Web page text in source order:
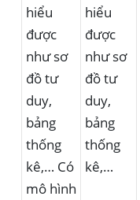
hiểu
được
như sơ
đồ tư
duy,
bảng
thống
kê,… Có
mô hình
hiểu
được
như sơ
đồ tư
duy,
bảng
thống
kê,…